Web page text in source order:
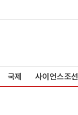
국제 사이언스조선